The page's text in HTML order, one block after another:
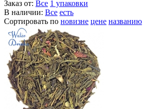
Заказ от: Все 1 упаковки
В наличии: Все есть
Сортировать по новизне цене названию